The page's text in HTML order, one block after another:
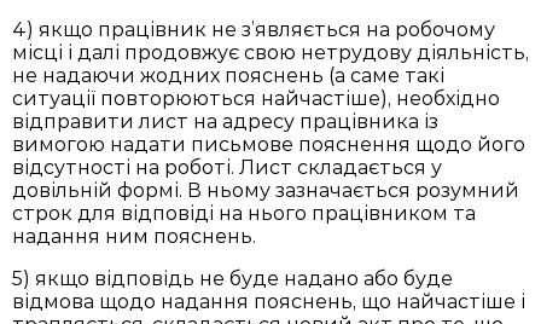
4) якщо працівник не з’являється на робочому
місці і далі продовжує свою нетрудову діяльність,
не надаючи жодних пояснень (а саме такі
ситуації повторюються найчастіше), необхідно
відправити лист на адресу працівника із
вимогою надати письмове пояснення щодо його
відсутності на роботі. Лист складається у
довільній формі. В ньому зазначається розумний
строк для відповіді на нього працівником та
надання ним пояснень.
5) якщо відповідь не буде надано або буде
відмова щодо надання пояснень, що найчастіше і